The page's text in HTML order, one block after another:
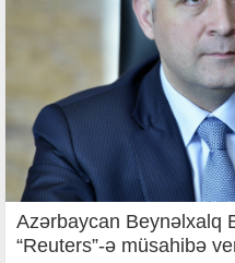
Azərbaycan Beynəlxalq
“Reuters”-ə müsahibə